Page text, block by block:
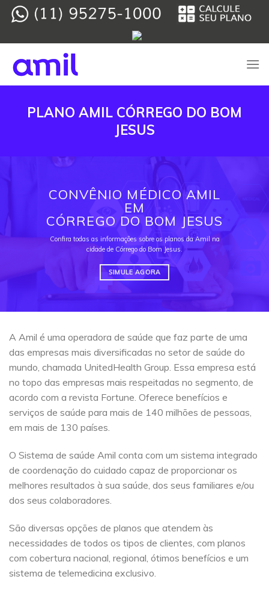
Skip
PLANO AMIL CÓRREGO DO BOM
JESUS
CONVÊNIO MÉDICO AMIL
EM
CÓRREGO DO BOM JESUS
Confira todas as informações sobre os planos da Amil na
cidade de Córrego do Bom Jesus.
SIMULE AGORA
A Amil é uma operadora de saúde que faz parte de uma
das empresas mais diversificadas no setor de saúde do
mundo, chamada UnitedHealth Group. Essa empresa está
no topo das empresas mais respeitadas no segmento, de
acordo com a revista Fortune. Oferece benefícios e
serviços de saúde para mais de 140 milhões de pessoas,
em mais de 130 países.
O Sistema de saúde Amil conta com um sistema integrado
de coordenação do cuidado capaz de proporcionar os
melhores resultados à sua saúde, dos seus familiares e/ou
dos seus colaboradores.
São diversas opções de planos que atendem às
necessidades de todos os tipos de clientes, com planos
com cobertura nacional, regional, ótimos benefícios e um
sistema de telemedicina exclusivo.